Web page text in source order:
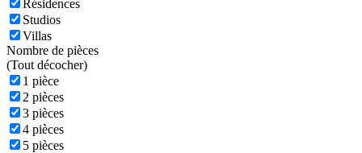
Résidences
Studios
Villas
Nombre de pièces
(Tout décocher)
1 pièce
2 pièces
3 pièces
4 pièces
5 pièces